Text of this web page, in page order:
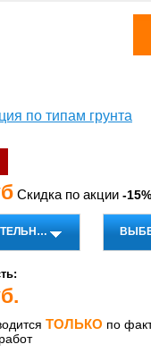
по типам грунта
Скидка по акции -
(ПР) - ДОПОЛНИТЕЛЬНЫЙ НАСОС
ТОЛЬКО по